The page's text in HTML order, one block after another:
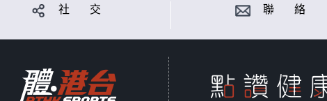
社 交 聯 絡